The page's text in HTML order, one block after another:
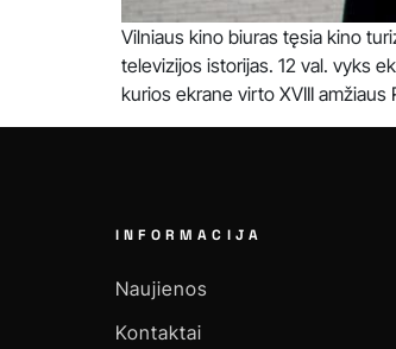
Vilniaus kino biuras tęsia kino
televizijos istorijas. 12 val. vyks
kurios ekrane virto XVIII
INFORMACIJA
Naujienos
Kontaktai